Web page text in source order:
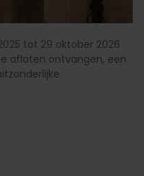
tot 29 oktober 2026
aflaten ontvangen, een